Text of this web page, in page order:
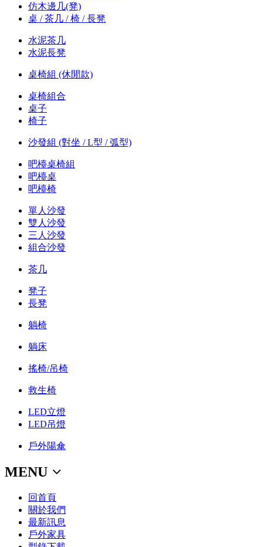
仿木邊几(凳)
桌 / 茶几 / 椅 / 長凳
水泥茶几
水泥長凳
桌椅組 (休閒款)
桌椅組合
桌子
椅子
沙發組 (對坐 / L型 / 弧型)
吧檯桌椅組
吧檯桌
吧檯椅
單人沙發
雙人沙發
三人沙發
組合沙發
茶几
凳子
長凳
躺椅
躺床
搖椅/吊椅
救生椅
LED立燈
LED吊燈
戶外陽傘
MENU
回首頁
關於我們
最新訊息
戶外家具